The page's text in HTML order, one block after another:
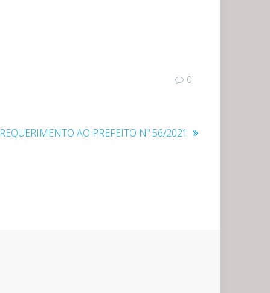
0
Post
REQUERIMENTO AO PREFEITO Nº 56/2021